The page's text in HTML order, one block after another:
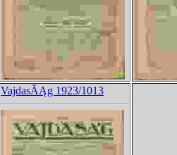
VajdasĂĄg 1923/1013